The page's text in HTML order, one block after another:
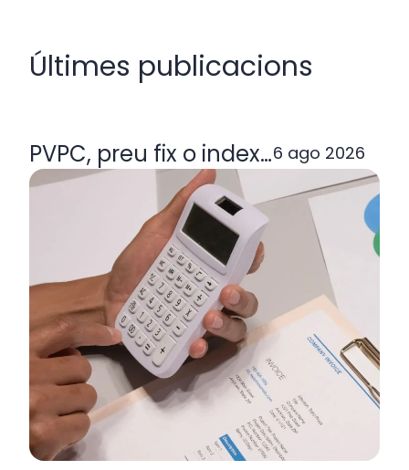
Últimes publicacions
PVPC, preu fix o indexada: quina
6 ago 2026